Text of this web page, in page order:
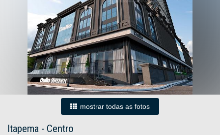
mostrar todas as fotos
Itapema - Centro